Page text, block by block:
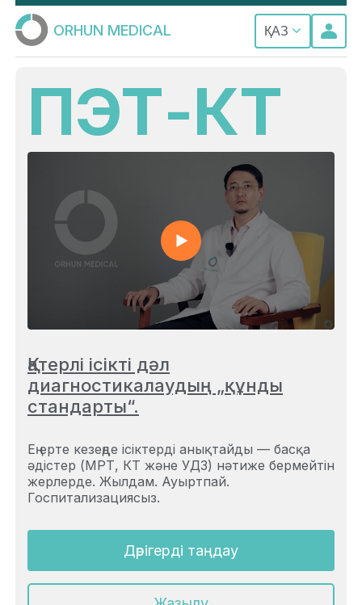
ORHUN MEDICAL ҚАЗ
ПЭТ-КТ
Қатерлі ісікті дәл
диагностикалаудың „құнды
стандарты“.
Ең ерте кезеңде ісіктерді анықтайды — басқа
әдістер (МРТ, КТ және УДЗ) нәтиже бермейтін
жерлерде. Жылдам. Ауыртпай.
Госпитализациясыз.
Дәрігерді таңдау